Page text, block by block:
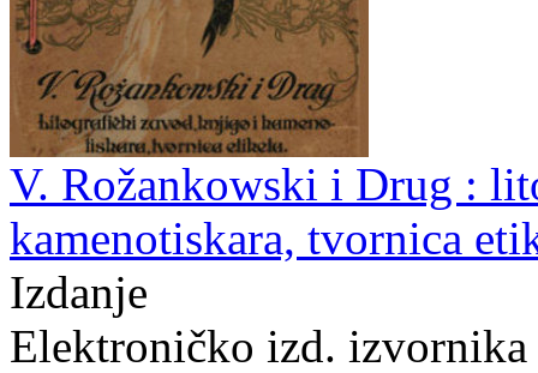
V. Rožankowski i Drug :
kamenotiskara, tvornica
Izdanje
Elektroničko izd.